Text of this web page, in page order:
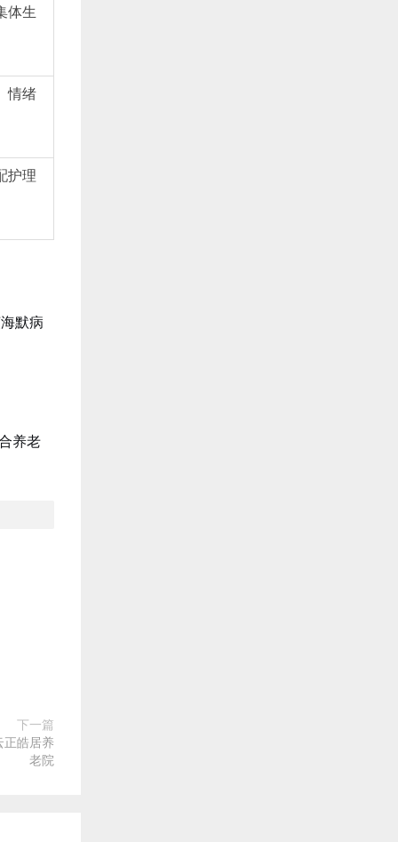
体生
情绪
护理
默病
养老
下一篇
皓居养
老院